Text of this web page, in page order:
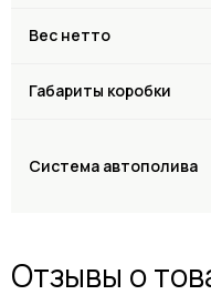
Вес нетто
Габариты коробки
Система автополива
Отзывы о